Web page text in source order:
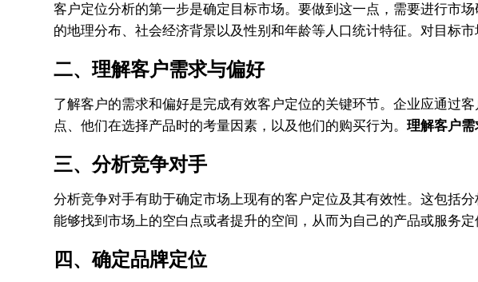
客户定位分析的第一步是确定目标市场。要做到这一点，需要进行市
的地理分布、社会经济背景以及性别和年龄等人口统计特征。对目标
二、理解客户需求与偏好
了解客户的需求和偏好是完成有效客户定位的关键环节。企业应通过
点、他们在选择产品时的考量因素，以及他们的购买行为。理解客户需
三、分析竞争对手
分析竞争对手有助于确定市场上现有的客户定位及其有效性。这包括
能够找到市场上的空白点或者提升的空间，从而为自己的产品或服务定
四、确定品牌定位